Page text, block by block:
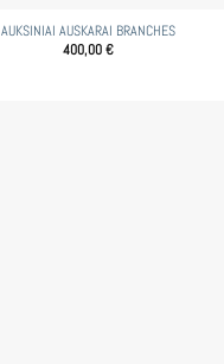
AUKSINIAI AUSKARAI BRANCHES
400,00€